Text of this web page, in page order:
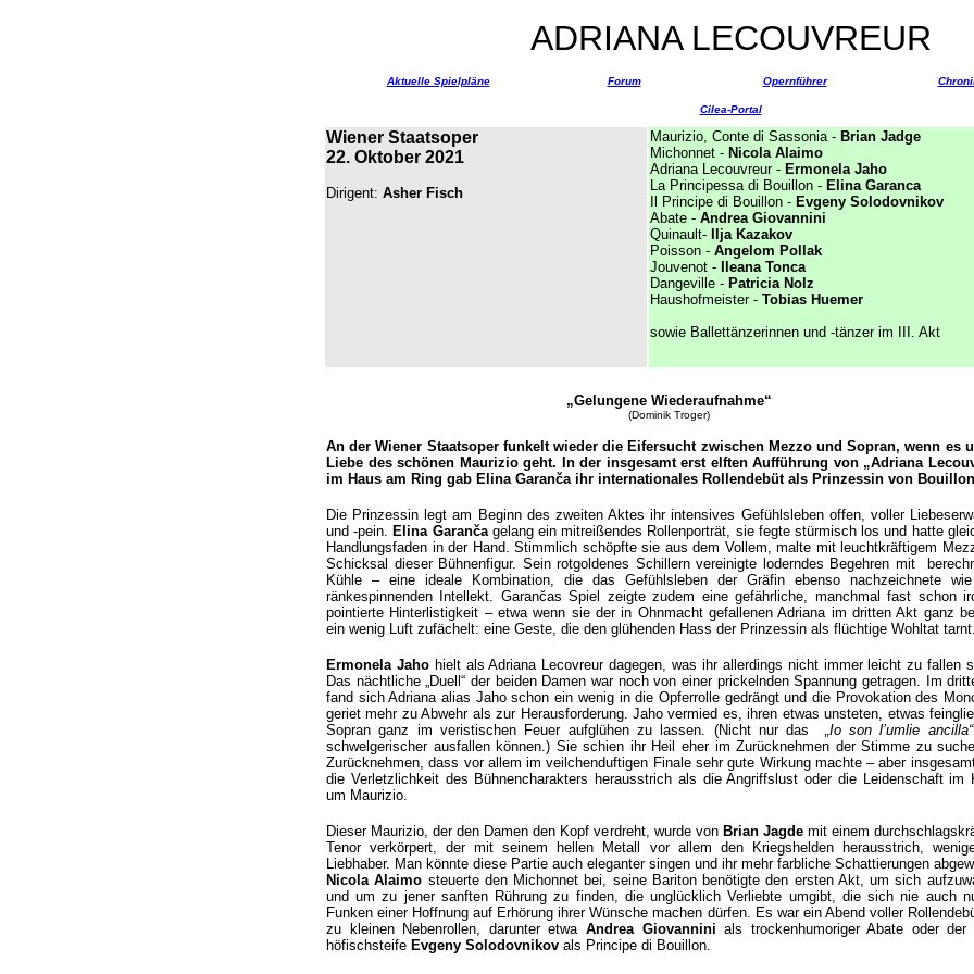
ADRIANA LECOUVREUR
Aktuelle Spielpläne Forum Opernführer
Cilea-Portal
Wiener Staatsoper
22. Oktober 2021
Dirigent: Asher Fisch
Maurizio, Conte di Sassonia - Brian Jadge
Michonnet - Nicola Alaimo
Adriana Lecouvreur - Ermonela Jaho
La Principessa di Bouillon - Elina Garanca
Il Principe di Bouillon - Evgeny Solodovnikov
Abate - Andrea Giovannini
Quinault-
Ilja Kazakov
Poisson - Angelom Pollak
Jouvenot -
Ileana Tonca
Dangeville - Patricia Nolz
Haushofmeister - Tobias Huemer
sowie Ballettänzerinnen und -tänzer im III. Akt
„Gelungene Wiederaufnahme“
(Dominik Troger)
An der Wiener Staatsoper funkelt wieder die Eifersucht zwischen Mezzo und Sopran, wenn es
Liebe des schönen Maurizio geht. In der insgesamt erst elften Aufführung von „Adriana
im Haus am Ring gab Elina Garanča ihr internationales Rollendebüt als Prinzessin von
Die Prinzessin legt am Beginn des zweiten Aktes ihr intensives Gefühlsleben offen, voller
und -pein. Elina Garanča gelang ein mitreißendes Rollenporträt, sie fegte stürmisch los und hatte
Handlungsfaden in der Hand. Stimmlich schöpfte sie aus dem Vollem, malte mit leuchtkräftigem
Schicksal dieser Bühnenfigur. Sein rotgoldenes Schillern vereinigte loderndes Begehren mit
Kühle – eine ideale Kombination, die das Gefühlsleben der Gräfin ebenso nachzeichnete
ränkespinnenden Intellekt. Garančas Spiel zeigte zudem eine gefährliche, manchmal fast schon
pointierte Hinterlistigkeit – etwa wenn sie der in Ohnmacht gefallenen Adriana im dritten Akt ganz
ein wenig Luft zufächelt: eine Geste, die den glühenden Hass der Prinzessin als flüchtige Wohltat tarnt.
Ermonela Jahohielt als Adriana Lecovreur dagegen, was ihr allerdings nicht immer leicht zu fallen
Das nächtliche „Duell“ der beiden Damen war noch von einer prickelnden Spannung getragen. Im
fand sich Adriana alias Jaho schon ein wenig in die Opferrolle gedrängt und die Provokation des
geriet mehr zu Abwehr als zur Herausforderung. Jaho vermied es, ihren etwas unsteten, etwas
Sopran ganz im veristischen Feuer aufglühen zu lassen. (Nicht nur das
„Io son l’umlie ancilla“
schwelgerischer ausfallen können.) Sie schien ihr Heil eher im Zurücknehmen der Stimme zu
Zurücknehmen, dass vor allem im veilchenduftigen Finale sehr gute Wirkung machte – aber
die Verletzlichkeit des Bühnencharakters herausstrich als die Angriffslust oder die Leidenschaft im
um Maurizio.
Dieser Maurizio, der den Damen den Kopf verdreht, wurde von Brian Jagdemit einem
Tenor verkörpert, der mit seinem hellen Metall vor allem den Kriegshelden herausstrich,
Liebhaber. Man könnte diese Partie auch eleganter singen und ihr mehr farbliche Schattierungen
Nicola Alaimo steuerte den Michonnet bei, seine Bariton benötigte den ersten Akt, um sich
und um zu jener sanften Rührung zu finden, die unglücklich Verliebte umgibt, die sich nie auch
Funken einer Hoffnung auf Erhörung ihrer Wünsche machen dürfen. Es war ein Abend voller
zu kleinen Nebenrollen, darunter etwa Andrea Giovannini als trockenhumoriger Abate oder der
höfischsteife Evgeny Solodovnikov als Principe di Bouillon.